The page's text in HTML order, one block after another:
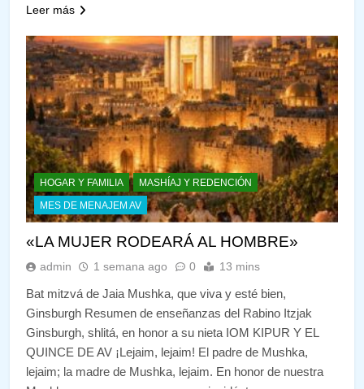
Leer más
HOGAR Y FAMILIA
MASHÍAJ Y REDENCIÓN
MES DE MENAJEM AV
«LA MUJER RODEARÁ AL HOMBRE»
admin 1 semana ago 0 13 mins
Bat mitzvá de Jaia Mushka, que viva y esté bien,
Ginsburgh Resumen de enseñanzas del Rabino Itzjak
Ginsburgh, shlitá, en honor a su nieta IOM KIPUR Y EL
QUINCE DE AV ¡Lejaim, lejaim! El padre de Mushka,
lejaim; la madre de Mushka, lejaim. En honor de nuestra